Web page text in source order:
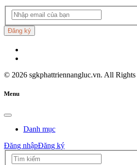
Đăng ký
© 2026 sgkphattriennangluc.vn. All Rights
Menu
Danh mục
Đăng nhậpĐăng ký